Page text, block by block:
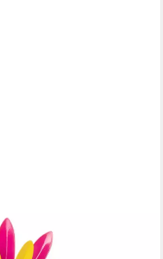
Ø 28×12 cm
Pink/Orange/Gelb,